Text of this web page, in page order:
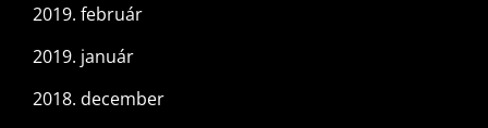
2019. február
2019. január
2018. december